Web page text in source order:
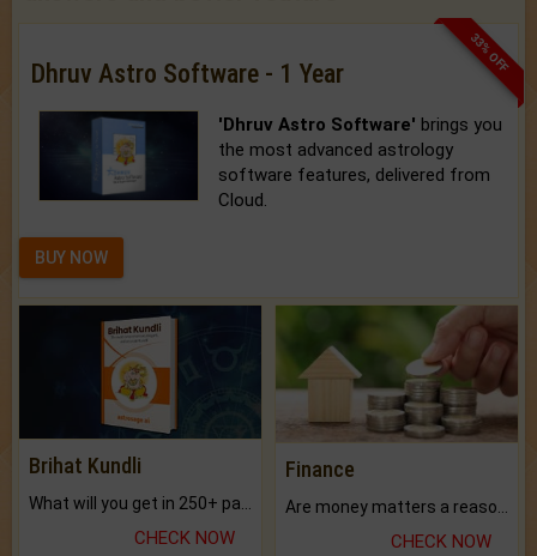
33% OFF
Dhruv Astro Software - 1 Year
'Dhruv Astro Software' brings you
the most advanced astrology
software features, delivered from
Cloud.
BUY NOW
Brihat Kundli
CHECK NOW
Finance
CHECK NOW